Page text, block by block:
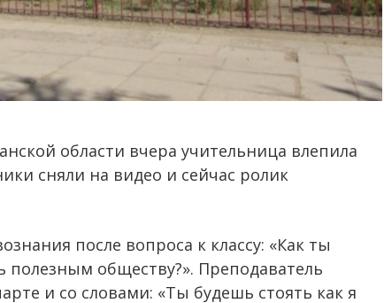
области вчера учительница влепила
сняли на видео и сейчас ролик
после вопроса к классу: «Как ты
обществу?». Преподаватель
и со словами: «Ты будешь стоять как я